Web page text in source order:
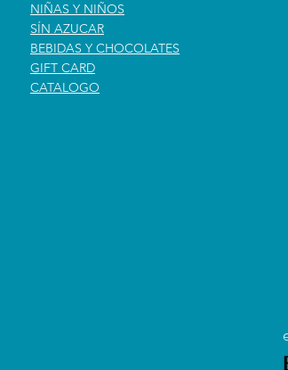
NIÑAS Y NIÑOS
SÍN AZUCAR
BEBIDAS Y CHOCOLATES
GIFT CARD
CATALOGO